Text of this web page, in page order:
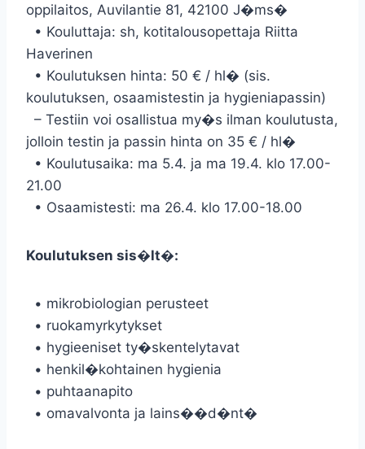
oppilaitos, Auvilantie 81, 42100 J�ms�
• Kouluttaja: sh, kotitalousopettaja Riitta
Haverinen
• Koulutuksen hinta: 50 € / hl� (sis.
koulutuksen, osaamistestin ja hygieniapassin)
– Testiin voi osallistua my�s ilman koulutusta,
jolloin testin ja passin hinta on 35 € / hl�
• Koulutusaika: ma 5.4. ja ma 19.4. klo 17.00-
21.00
• Osaamistesti: ma 26.4. klo 17.00-18.00
Koulutuksen sis�lt�:
• mikrobiologian perusteet
• ruokamyrkytykset
• hygieeniset ty�skentelytavat
• henkil�kohtainen hygienia
• puhtaanapito
• omavalvonta ja lains��d�nt�